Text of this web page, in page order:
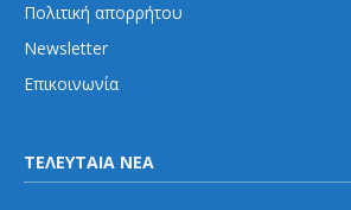
Πολιτική απορρήτου
Newsletter
Επικοινωνία
ΤΕΛΕΥΤΑΙΑ ΝΕΑ